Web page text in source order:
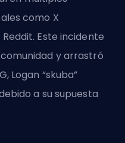
como X
Este incidente
y arrastró
Logan “skuba”
a su supuesta